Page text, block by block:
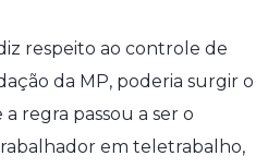
respeito ao controle de
da MP, poderia surgir o
regra passou a ser o
em teletrabalho,